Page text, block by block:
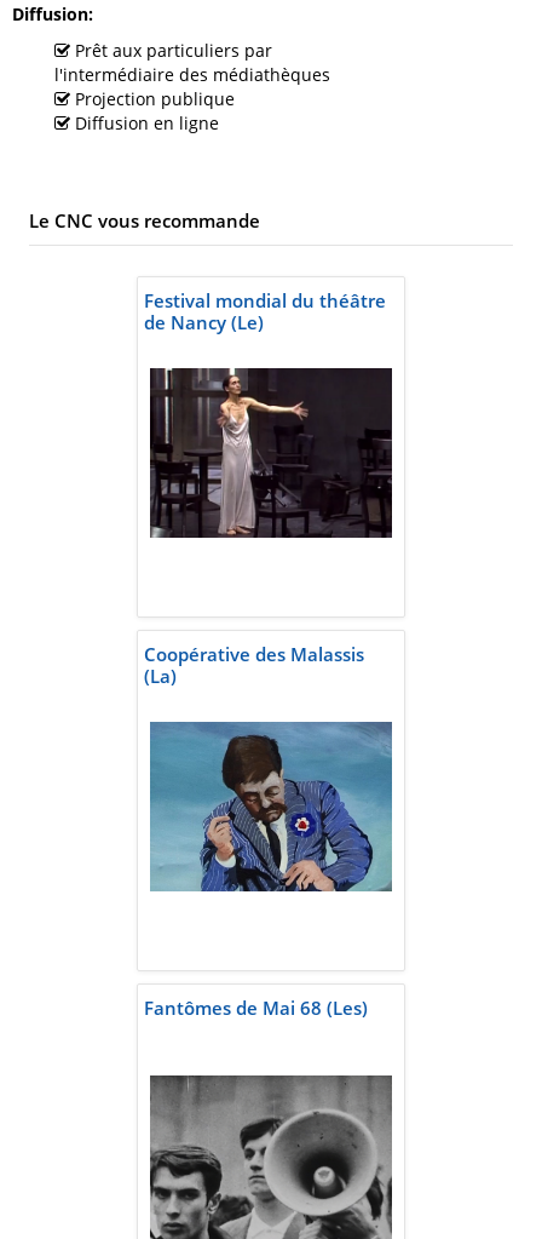
Diffusion
Prêt aux particuliers par
l'intermédiaire des médiathèques
Projection publique
Diffusion en ligne
Le CNC vous recommande
Festival mondial du théâtre
de Nancy (Le)
Coopérative des Malassis
(La)
Fantômes de Mai 68 (Les)